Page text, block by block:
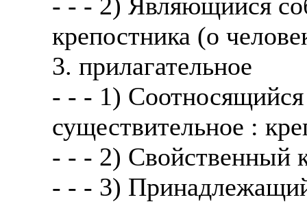
крепостника (о
3. прилагательное
- - - 1)
существительное :
- - - 2) Свойственный
- - - 3)